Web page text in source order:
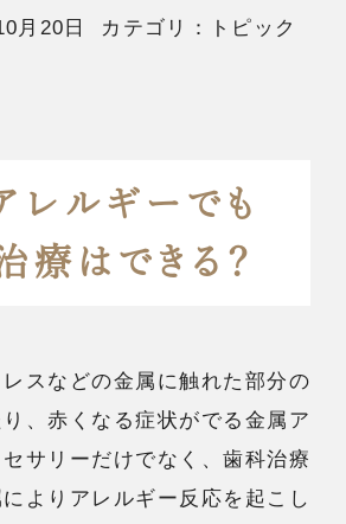
月20日 カテゴリ： トピック
レルギーでも
療はできる？
スなどの金属に触れた部分の
、赤くなる症状がでる金属ア
サリーだけでなく、歯科治療
よりアレルギー反応を起こし